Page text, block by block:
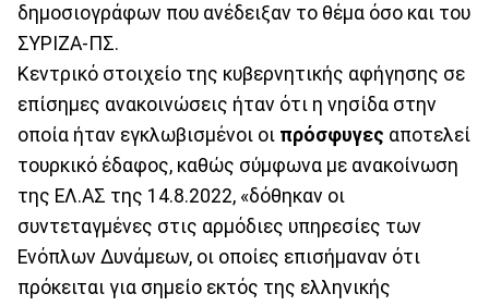
δημοσιογράφων που ανέδειξαν το θέμα όσο και του
ΣΥΡΙΖΑ-ΠΣ.
Κεντρικό στοιχείο της κυβερνητικής αφήγησης σε
επίσημες ανακοινώσεις ήταν ότι η νησίδα στην
οποία ήταν εγκλωβισμένοι οι πρόσφυγες αποτελεί
τουρκικό έδαφος, καθώς σύμφωνα με ανακοίνωση
της ΕΛ.ΑΣ της 14.8.2022, «δόθηκαν οι
συντεταγμένες στις αρμόδιες υπηρεσίες των
Ενόπλων Δυνάμεων, οι οποίες επισήμαναν ότι
πρόκειται για σημείο εκτός της ελληνικής